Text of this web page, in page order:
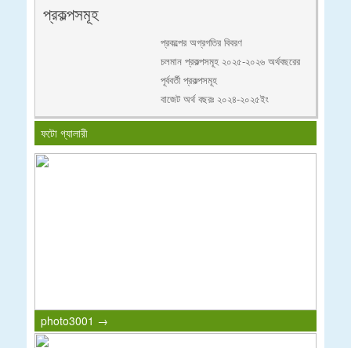
প্রকল্পসমূহ
প্রকল্পের অগ্রগতির বিবরণ
চলমান প্রকল্পসমূহ ২০২৫-২০২৬ অর্থবছরের
পূর্ববর্তী প্রকল্পসমূহ
বাজেট অর্থ বছরঃ ২০২৪-২০২৫ইং
ফটো গ্যালারী
photo3001 →